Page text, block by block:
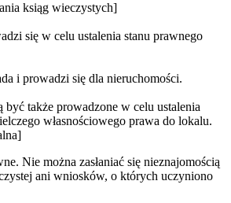
ksiąg wieczystych]
się w celu ustalenia stanu prawnego
i prowadzi się dla nieruchomości.
być także prowadzone w celu ustalenia
własnościowego prawa do lokalu.
Nie można zasłaniać się nieznajomością
ani wniosków, o których uczyniono